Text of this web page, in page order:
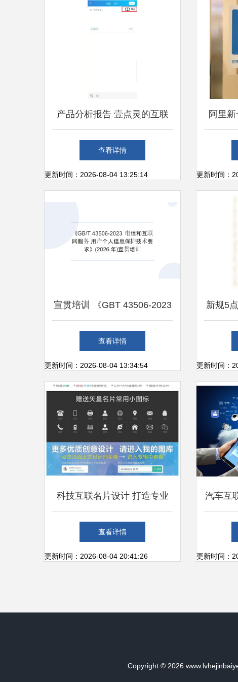
产品分析报告 壹点灵的互联
网泛心理服务之路
查看详情
更新时间：2026-08-04 13:25:14
阿里
了么
联网
更新时间：
宣贯培训 《GBT 43506-2023
电信和互联网服务 用户个人
信息保护技术要求》在个人互
联网服务中的应用与应对
查看详情
更新时间：2026-08-04 13:34:54
新规5
更新时间：
科技互联名片设计 打造专业
个人形象，赋能商业服务
查看详情
更新时间：2026-08-04 20:41:26
汽车互
困境
更新时间：
Copyright © 2026